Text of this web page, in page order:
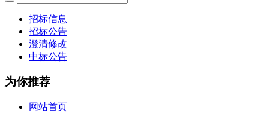
招标信息
招标公告
澄清修改
中标公告
为你推荐
网站首页